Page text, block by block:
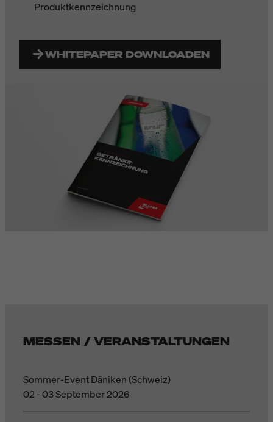
Produktkennzeichnung
WHITEPAPER DOWNLOADEN
MESSEN / VERANSTALTUNGEN
Sommer-Event Däniken (Schweiz)
02 - 03 September 2026